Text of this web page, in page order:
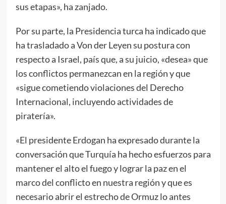
sus etapas», ha zanjado.
Por su parte, la Presidencia turca ha indicado que
ha trasladado a Von der Leyen su postura con
respecto a Israel, país que, a su juicio, «desea» que
los conflictos permanezcan en la región y que
«sigue cometiendo violaciones del Derecho
Internacional, incluyendo actividades de
piratería».
«El presidente Erdogan ha expresado durante la
conversación que Turquía ha hecho esfuerzos para
mantener el alto el fuego y lograr la paz en el
marco del conflicto en nuestra región y que es
necesario abrir el estrecho de Ormuz lo antes